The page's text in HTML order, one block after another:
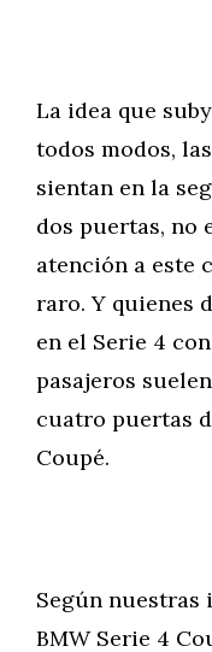
La idea que
todos modos,
sientan en la
dos puertas, no
atención a este
raro. Y quienes
en el Serie 4
pasajeros
cuatro puertas
Coupé.
Según nuestras
BMW Serie 4